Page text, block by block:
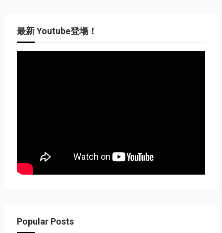
最新 Youtube登場！
Popular Posts